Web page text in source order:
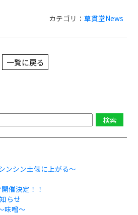
カテゴリ： 草貫堂News
一覧に戻る
シン土俵に上がる～
催決定！！
らせ
味噌～